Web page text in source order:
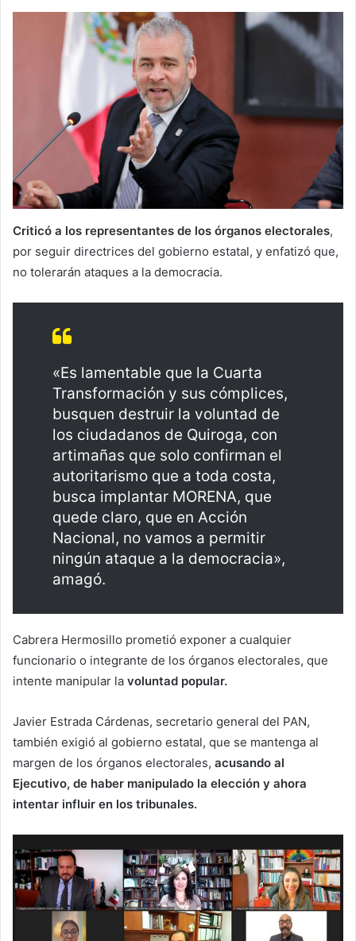
Criticó a los representantes de los órganos electorales,
por seguir directrices del gobierno estatal, y enfatizó que,
no tolerarán ataques a la democracia.
«Es lamentable que la Cuarta
Transformación y sus cómplices,
busquen destruir la voluntad de
los ciudadanos de Quiroga, con
artimañas que solo confirman el
autoritarismo que a toda costa,
busca implantar MORENA, que
quede claro, que en Acción
Nacional, no vamos a permitir
ningún ataque a la democracia»,
amagó.
Cabrera Hermosillo prometió exponer a cualquier
funcionario o integrante de los órganos electorales, que
intente manipular la voluntad popular.
Javier Estrada Cárdenas, secretario general del PAN,
también exigió al gobierno estatal, que se mantenga al
margen de los órganos electorales, acusando al
Ejecutivo, de haber manipulado la elección y ahora
intentar influir en los tribunales.